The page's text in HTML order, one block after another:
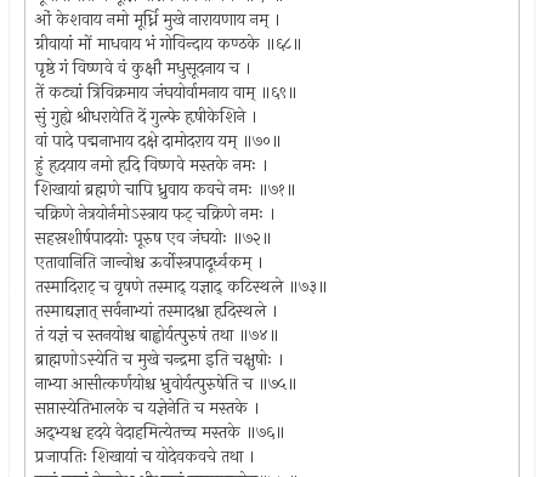
ओं केशवाय नमो मूर्ध्नि मुखे नारायणाय नम् ।
ग्रीवायां मों माधवाय भं गोविन्दाय कण्ठके ॥६८॥
पृष्ठे गं विष्णवे वं कुक्षौ मधुसूदनाय च ।
तें कट्यां त्रिविक्रमाय जंघयोर्वामनाय वाम् ॥६९॥
सुं गुह्ये श्रीधरायेति दें गुल्फे हृषीकेशिने ।
वां पादे पद्मनाभाय दक्षे दामोदराय यम् ॥७०॥
हुं हृदयाय नमो हृदि विष्णवे मस्तके नमः ।
शिखायां ब्रह्मणे चापि ध्रुवाय कवचे नमः ॥७१॥
चक्रिणे नेत्रयोर्नमोऽस्त्राय फट् चक्रिणे नमः ।
सहस्रशीर्षपादयोः पूरुष एव जंघयोः ॥७२॥
एतावानिति जान्वोश्च ऊर्वोस्त्रपादूर्ध्वकम् ।
तस्मादिराट् च वृषणे तस्माद् यज्ञाद् कटिस्थले ॥७३॥
तस्माद्यज्ञात् सर्वनाभ्यां तस्मादश्वा हृदिस्थले ।
तं यज्ञं च स्तनयोश्च बाह्वोर्यत्पुरुषं तथा ॥७४॥
ब्राह्मणोऽस्येति च मुखे चन्द्रमा इति चक्षुषोः ।
नाभ्या आसीत्कर्णयोश्च भ्रुवोर्यत्पुरुषेति च ॥७५॥
सप्तास्येतिभालके च यज्ञेनेति च मस्तके ।
अद्भ्यश्च हदये वेदाहमित्येतच्च मस्तके ॥७६॥
प्रजापतिः शिखायां च योदेवकवचे तथा ।